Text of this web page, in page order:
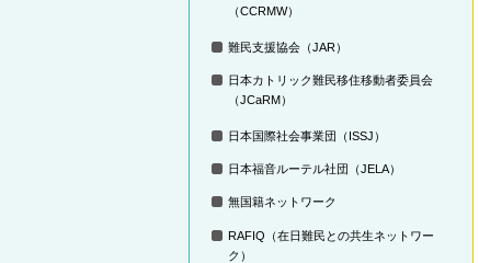
（CCRMW）
難民支援協会（JAR）
日本カトリック難民移住移動者委員会
（JCaRM）
日本国際社会事業団（ISSJ）
日本福音ルーテル社団（JELA）
無国籍ネットワーク
RAFIQ（在日難民との共生ネットワー
ク）